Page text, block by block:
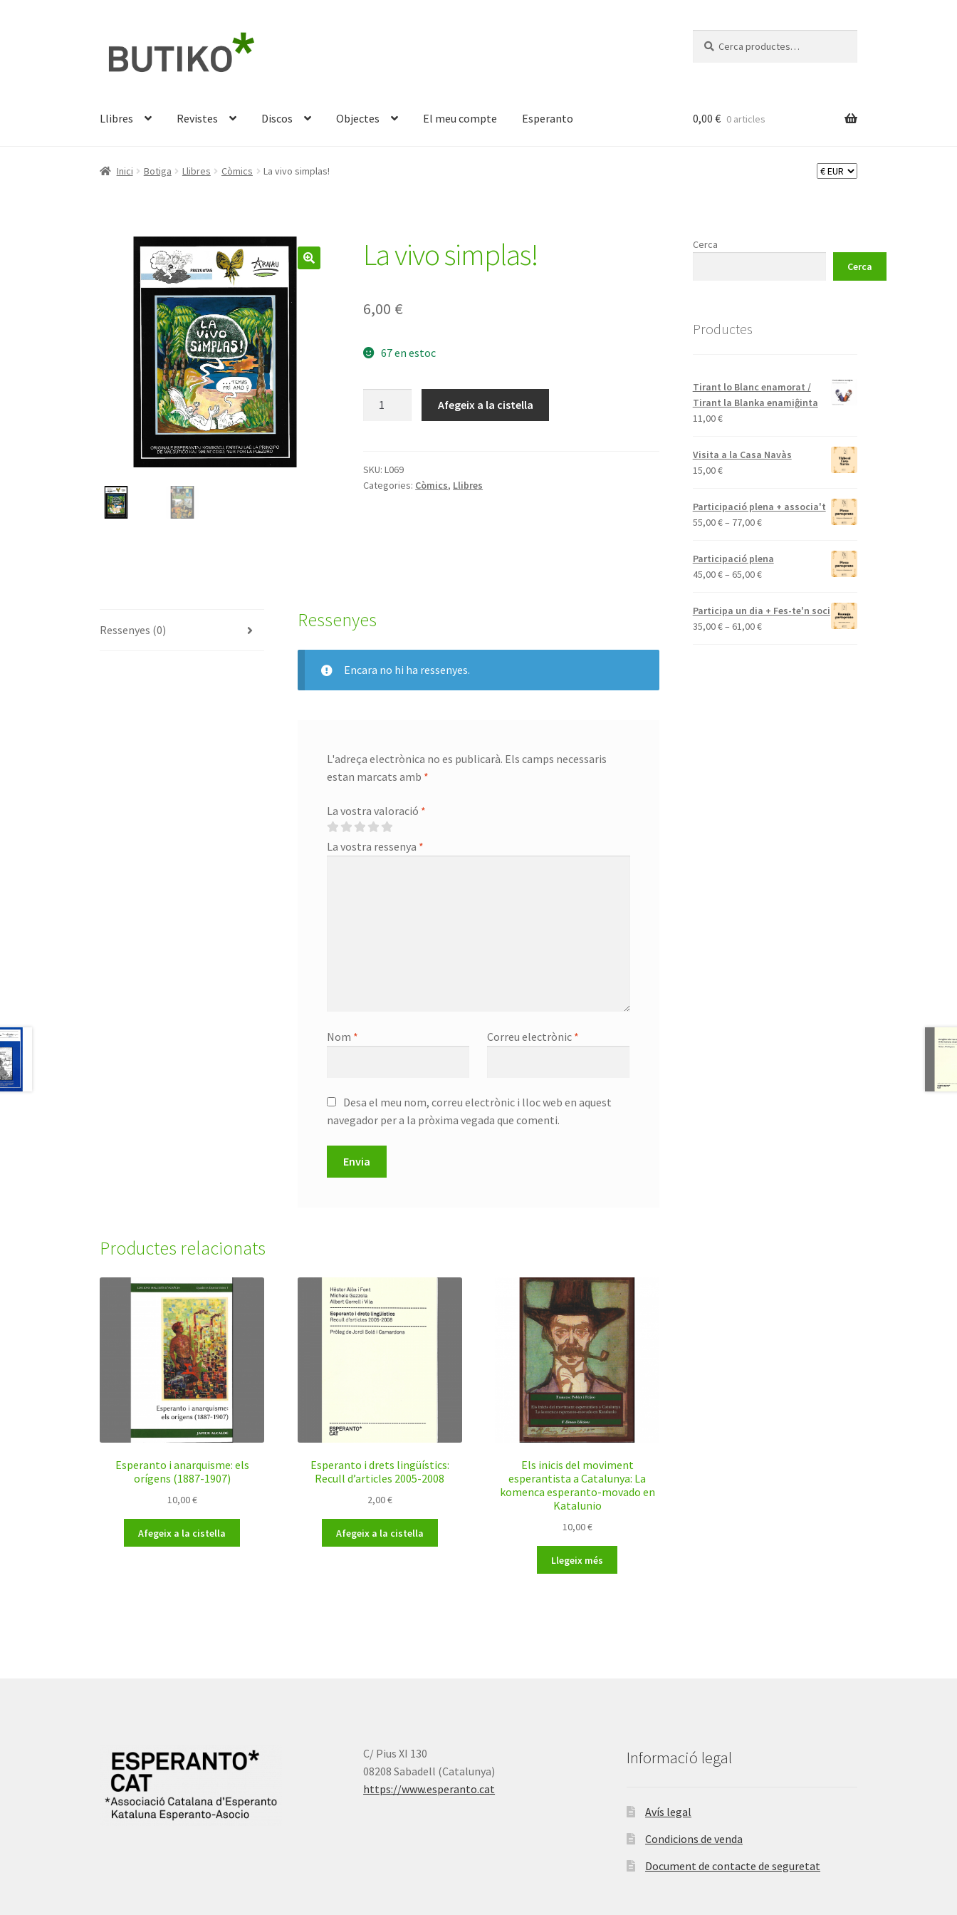
navegació
contingut
Llibres Revistes Discos Objectes El meu compte Esperanto 0,00 € 0 articles
Inici Botiga Llibres Còmics La vivo simplas!
La vivo simplas!
6,00 €
67 en estoc
simplas!
Afegeix a la cistella
SKU:L069
Categories: Còmics, Llibres
Ressenyes (0) Ressenyes
Encara no hi ha ressenyes.
L'adreça electrònica no es publicarà. Els camps necessaris
estan marcats amb *
La vostra valoració *
La vostra ressenya *
Nom * Correu electrònic *
Desa el meu nom, correu electrònic i lloc web en aquest
navegador per a la pròxima vegada que comenti.
Productes relacionats
Esperanto i anarquisme: els
orígens (1887-1907)
10,00€
Afegeix a la cistella
Esperanto i drets lingüístics:
Recull d’articles 2005-2008
2,00€
Afegeix a la cistella
Els inicis del moviment
esperantista a Catalunya: La
komenca esperanto-movado en
Katalunio
10,00€
Llegeix més
Cerca
Cerca
Productes
Tirant lo Blanc enamorat /
Tirant la Blanka enamiĝinta
11,00€
Visita a la Casa Navàs
15,00€
Participació plena + associa't
55,00€– 77,00€Interval
55,00 €
Participació plena
45,00€– 65,00€Interval
preus:
45,00 €
Participa un dia + Fes-te'n soci
35,00€– 61,00€Interval
C/ Pius XI 130
08208 Sabadell (Catalunya)
https://www.esperanto.cat
Informació legal
Avís legal
Condicions de venda
Document de contacte de seguretat